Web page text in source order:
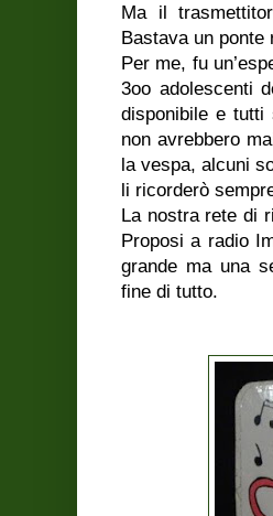
Ma il
Bastava un ponte
Per me, fu
3oo adolescenti
disponibile e tutti
non avrebbero
la vespa, alcuni
li ricorderò
La nostra rete di
Proposi a radio
grande ma una
fine di tutto.